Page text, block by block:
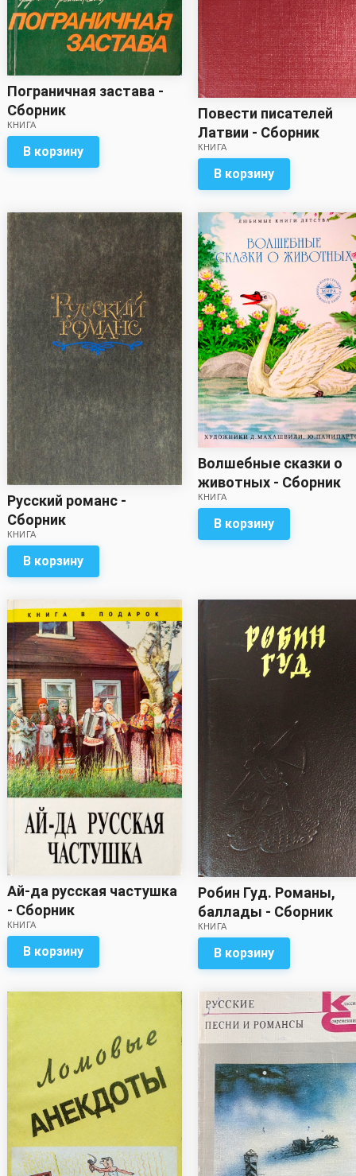
Пограничная застава -
Сборник
КНИГА
В корзину
Повести писателей
Латвии - Сборник
КНИГА
В корзину
Русский романс -
Сборник
КНИГА
В корзину
Волшебные сказки о
животных - Сборник
КНИГА
В корзину
Ай-да русская частушка
- Сборник
КНИГА
В корзину
Робин Гуд. Романы,
баллады - Сборник
КНИГА
В корзину